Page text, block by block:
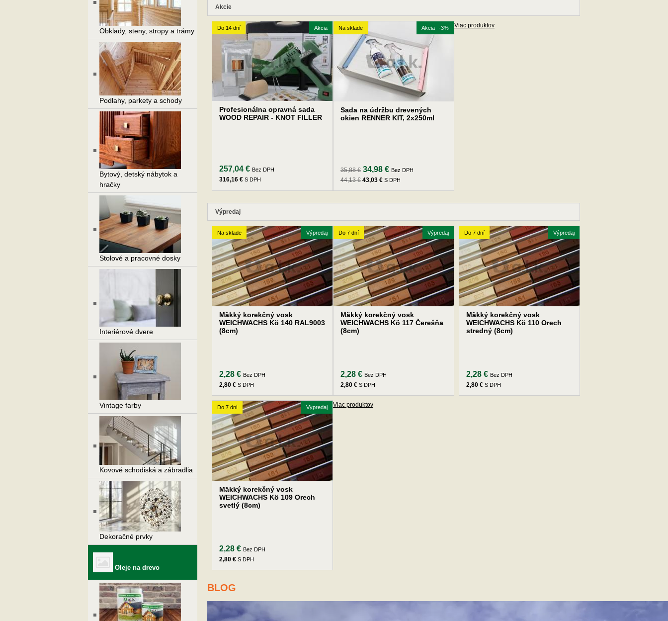
Akcie
Do 14 dní Akcia
Profesionálna opravná sada
WOOD REPAIR - KNOT FILLER
257,04 € Bez DPH
316,16 € S DPH
Na sklade Akcia -3%
Sada na údržbu drevených
okien RENNER KIT, 2x250ml
35,88 € 34,98 € Bez DPH
44,13 € 43,03 € S DPH
Viac produktov
Výpredaj
Na sklade Výpredaj
Mäkký korekčný vosk
WEICHWACHS Kö 140 RAL9003
(8cm)
2,28 € Bez DPH
2,80 € S DPH
Do 7 dní Výpredaj
Mäkký korekčný vosk
WEICHWACHS Kö 117 Čerešňa
(8cm)
2,28 € Bez DPH
2,80 € S DPH
Do 7 dní Výpredaj
Mäkký korekčný vosk
WEICHWACHS Kö 110 Orech
stredný (8cm)
2,28 € Bez DPH
2,80 € S DPH
Do 7 dní Výpredaj
Mäkký korekčný vosk
WEICHWACHS Kö 109 Orech
svetlý (8cm)
2,28 € Bez DPH
2,80 € S DPH
Viac produktov
BLOG
Obklady, steny, stropy a trámy
Podlahy, parkety a schody
Bytový, detský nábytok a
hračky
Stolové a pracovné dosky
Interiérové dvere
Vintage farby
Kovové schodiská a zábradlia
Dekoračné prvky
Oleje na drevo